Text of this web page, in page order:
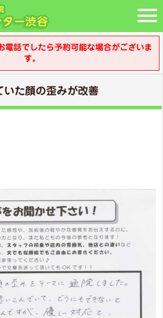
話でしたら予約可能な場合がございま
す。
た顔の歪みが改善